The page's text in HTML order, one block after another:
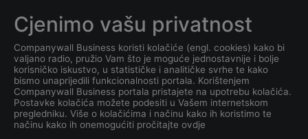
Koji je kontakt tvrtkeSURF
KLUB "DOLCINIUM" ULCINJ?
Koji je datum osnivanja
tvrtkeSURF KLUB
"DOLCINIUM" ULCINJ?
Cjenimo vašu privatnost
Companywall Business koristi kolačiće (engl. cookies) kako bi
valjano radio, pružio Vam što je moguće jednostavnije i bolje
korisničko iskustvo, u statističke i analitičke svrhe te kako
bismo unaprijedili funkcionalnosti portala. Korištenjem
Companywall Business portala pristajete na upotrebu kolačića.
Postavke kolačića možete podesiti u Vašem internetskom
pregledniku. Više o kolačićima i načinu kako ih koristimo te
načinu kako ih onemogućiti pročitajte ovdje